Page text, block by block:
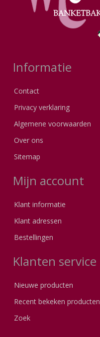
Informatie
Contact
Privacy verklaring
Algemene voorwaarden
Over ons
Sitemap
Mijn account
Klant informatie
Klant adressen
Bestellingen
Klanten service
Nieuwe producten
Recent bekeken producten
Zoek